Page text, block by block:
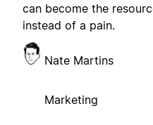
can become the
instead of a pain.
Nate Martins
Marketing